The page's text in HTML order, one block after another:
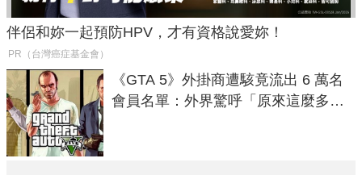
伴侶和妳一起預防HPV，才有資格說愛妳！
PR（台灣癌症基金會）
《GTA 5》外掛商遭駭竟流出 6 萬名
會員名單：外界驚呼「原來這麼多人